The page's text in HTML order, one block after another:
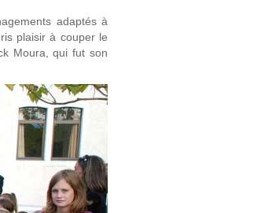
adaptés à
plaisir à couper le
Moura, qui fut son